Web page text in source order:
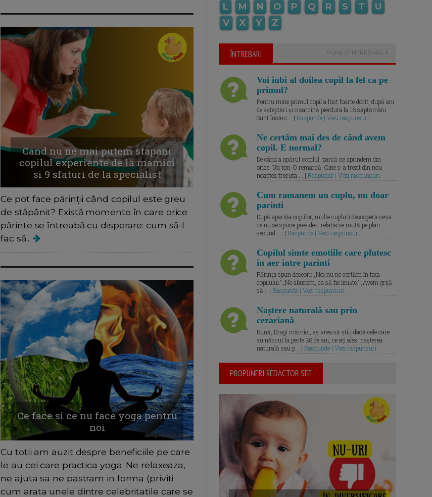
Cand nu ne mai putem stapani
copilul experiente de la mamici
si 9 sfaturi de la specialist
Ce pot face părinții când copilul este greu
de stăpânit? Există momente în care orice
părinte se întreabă cu disperare: cum să-l
fac să...
Ce face si ce nu face yoga pentru
noi
Cu totii am auzit despre beneficiile pe care
le au cei care practica yoga. Ne relaxeaza,
ne ajuta sa ne pastram in forma (priviti
cum arata unele dintre celebritatile care se
L
M N O P Q R S T
U
V
X Y Z
ÎNTREBARI PUNE O ÎNTREBARE
Voi iubi al doilea copil la fel ca pe
primul?
Pentru mine primul copil a fost foarte dorit, după ani
de așteptări și o sarcină pierduta la 16 săptămâni.
Sunt însărc... | Raspunde | Vezi raspunsuri
Ne certăm mai des de când avem
copil. E normal?
De când a apărut copilul, parcă ne aprindem din
orice. Un ton. O remarcă. Cine s-a trezit din nou
noaptea trecuta.... | Raspunde | Vezi raspunsuri
Cum ramanem un cuplu, nu doar
parinti
După apariția copiilor, multe cupluri descoperă ceva
ce nu se spune prea des: relația se mută pe plan
secund. ... | Raspunde | Vezi raspunsuri
Copilul simte emotiile care plutesc
in aer intre parinti
Părinții spun deseori: „Noi nu ne certăm în fața
copilului.” „Ne abținem, ca să fie liniște.” „Avem grijă
să... | Raspunde | Vezi raspunsuri
Naștere naturală sau prin
cezariană
Bună, Dragi mămici, aș vrea să știu dacă cele care
au născut la peste 38 de ani, ce ați ales: nașterea
naturală sau p... | Raspunde | Vezi raspunsuri
PROPUNERI REDACTOR SEF